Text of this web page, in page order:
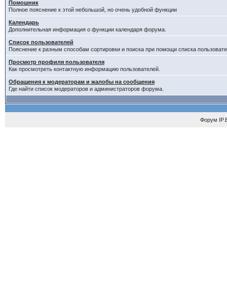
Помошник
Полное пояснение к этой небольшой, но очень удобной функции
Календарь
Дополнительная информация о функции календаря форума.
Список пользователей
Пояснение к разным способам сортировки и поиска при помощи списка
Просмотр профиля пользователя
Как просмотреть контактную информацию пользователей.
Обращения к модераторам и жалобы на сообщения
Где найти список модераторов и администраторов форума.
Форум